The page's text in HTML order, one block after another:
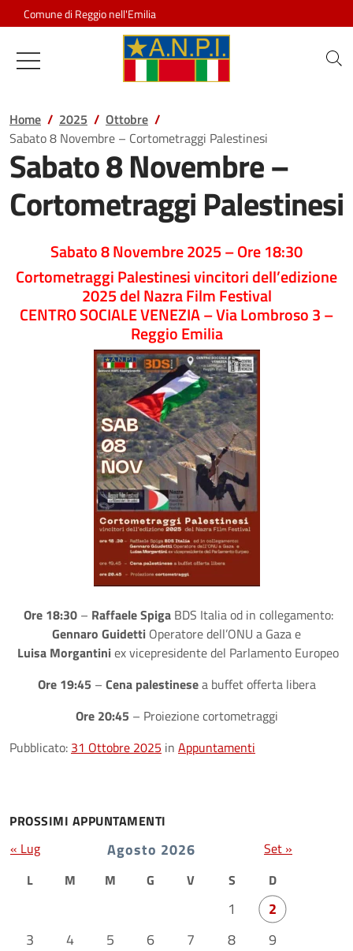
Salta al contenuto
Comune di Reggio nell'Emilia
Associazione Nazionale
Home 2025
Ottobre
Sabato 8 Novembre – Cortometraggi Palestinesi
Sabato 8 Novembre –
Cortometraggi Palestinesi
Sabato 8 Novembre 2025 – Ore 18:30
Cortometraggi Palestinesi vincitori dell’edizione
2025 del Nazra Film Festival
CENTRO SOCIALE VENEZIA – Via Lombroso 3 –
Reggio Emilia
Ore 18:30– Raffaele SpigaBDS Italia od in collegamento:
Gennaro Guidetti Operatore dell’ONU a Gaza e
Luisa Morgantiniex vicepresidente del Parlamento Europeo
Ore 19:45 – Cena palestinesea buffet offerta libera
Ore 20:45 – Proiezione cortometraggi
Pubblicato: 31 Ottobre 2025 in Appuntamenti
PROSSIMI APPUNTAMENTI
Agosto 2026
L M M G V S D
1
2
3
4 5 6 7 8
9
« Lug Set »